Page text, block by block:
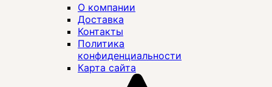
О компании
Доставка
Контакты
Политика
конфиденциальности
Карта сайта